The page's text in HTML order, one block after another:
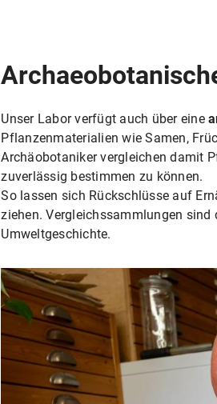
Unser Labor verfügt auch über eine
Pflanzenmaterialien wie Samen,
Archäobotaniker vergleichen damit
zuverlässig bestimmen zu können.
So lassen sich Rückschlüsse auf
ziehen. Vergleichssammlungen
Umweltgeschichte.